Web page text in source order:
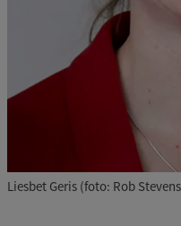
Liesbet Geris (foto: Rob